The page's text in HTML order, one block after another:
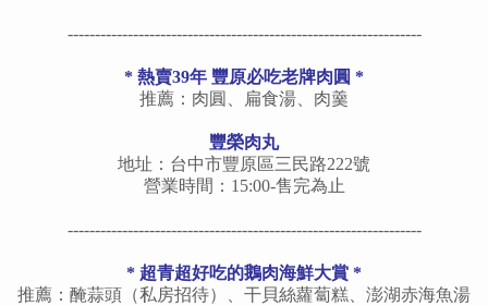
-----------------------------------------------------------------
* 熱賣39年 豐原必吃老牌肉圓 *
推薦：肉圓、扁食湯、肉羹
豐榮肉丸
地址： 台中市豐原區三民路222號
營業時間：15:00-售完為止
-----------------------------------------------------------------
* 超青超好吃的鵝肉海鮮大賞 *
推薦：醃蒜頭（私房招待）、干貝絲蘿蔔糕、澎湖赤海魚湯